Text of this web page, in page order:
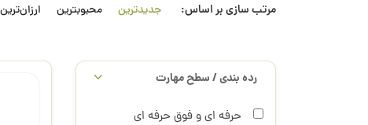
مرتب سازی بر اساس: جدیدترین محبوبترین ارزان‌ترین
رده بندی / سطح مهارت
حرفه ای و فوق حرفه ای